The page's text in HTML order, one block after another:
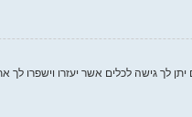
לך גישה לכלים אשר יעזרו וישפרו